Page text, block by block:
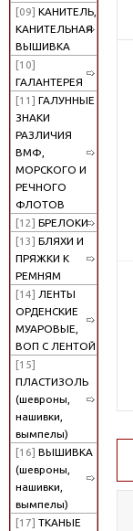
[09] КАНИТЕЛЬ,
КАНИТЕЛЬНАЯ
ВЫШИВКА
[10]
ГАЛАНТЕРЕЯ
[11] ГАЛУННЫЕ
ЗНАКИ
РАЗЛИЧИЯ
ВМФ,
МОРСКОГО И
РЕЧНОГО
ФЛОТОВ
[12] БРЕЛОКИ
[13] БЛЯХИ И
ПРЯЖКИ К
РЕМНЯМ
[14] ЛЕНТЫ
ОРДЕНСКИЕ
МУАРОВЫЕ,
ВОП С ЛЕНТОЙ
[15]
ПЛАСТИЗОЛЬ
(шевроны,
нашивки,
вымпелы)
[16] ВЫШИВКА
(шевроны,
нашивки,
вымпелы)
[17] ТКАНЫЕ